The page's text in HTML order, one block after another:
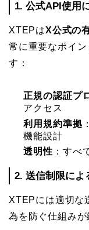
1. 公式API使用
XTEPはX公式の
常に重要なポイ
す：
正規の認証プ
アクセス
利用規約準拠
機能設計
透明性 ：すべ
2. 送信制限によ
XTEPには適切な
為を防ぐ仕組みが